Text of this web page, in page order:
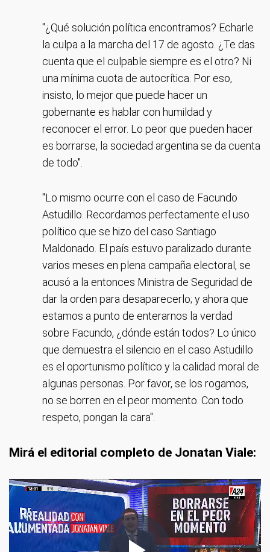
"¿Qué solución política encontramos? Echarle
la culpa a la marcha del 17 de agosto. ¿Te das
cuenta que el culpable siempre es el otro? Ni
una mínima cuota de autocrítica. Por eso,
insisto, lo mejor que puede hacer un
gobernante es hablar con humildad y
reconocer el error. Lo peor que pueden hacer
es borrarse, la sociedad argentina se da cuenta
de todo".
"Lo mismo ocurre con el caso de Facundo
Astudillo. Recordamos perfectamente el uso
político que se hizo del caso Santiago
Maldonado. El país estuvo paralizado durante
varios meses en plena campaña electoral, se
acusó a la entonces Ministra de Seguridad de
dar la orden para desaparecerlo; y ahora que
estamos a punto de enterarnos la verdad
sobre Facundo, ¿dónde están todos? Lo único
que demuestra el silencio en el caso Astudillo
es el oportunismo político y la calidad moral de
algunas personas. Por favor, se los rogamos,
no se borren en el peor momento. Con todo
respeto, pongan la cara".
Mirá el editorial completo de Jonatan Viale: